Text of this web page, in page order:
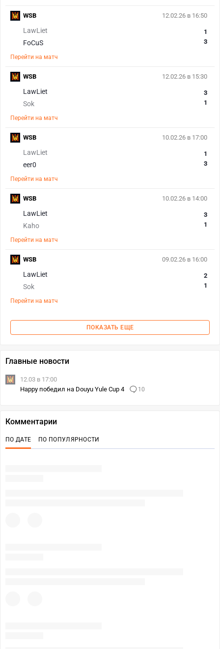
12.02.26 в 16:50
LawLiet
FoCuS
1
3
Перейти на матч
WSB
12.02.26 в 15:30
LawLiet
Sok
3
1
Перейти на матч
WSB
10.02.26 в 17:00
LawLiet
eer0
1
3
Перейти на матч
WSB
10.02.26 в 14:00
LawLiet
Kaho
3
1
Перейти на матч
WSB
09.02.26 в 16:00
LawLiet
Sok
2
1
Перейти на матч
WSB
ПОКАЗАТЬ ЕЩЕ
Главные новости
12.03 в 17:00
Happy победил на Douyu Yule Cup 4
10
Комментарии
ПО ДАТЕ ПО ПОПУЛЯРНОСТИ